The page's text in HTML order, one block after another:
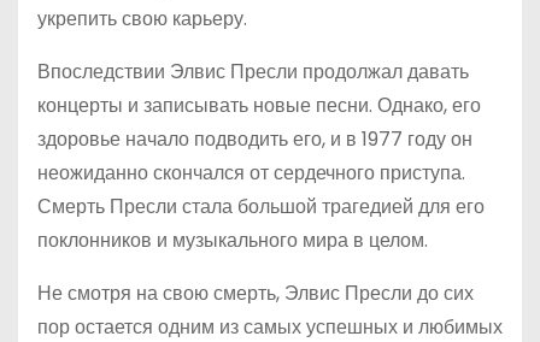
укрепить свою карьеру.
Впоследствии Элвис Пресли продолжал давать
концерты и записывать новые песни. Однако, его
здоровье начало подводить его, и в 1977 году он
неожиданно скончался от сердечного приступа.
Смерть Пресли стала большой трагедией для его
поклонников и музыкального мира в целом.
Не смотря на свою смерть, Элвис Пресли до сих
пор остается одним из самых успешных и любимых